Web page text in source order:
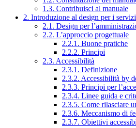
1.3. Contribuisci al manuale
2. Introduzione al design per i
2.1. Design per
2.2. L’approccio progettuale
2.2.1. Buone pratiche
2.2.2. Principi
2.3. Accessibilità
2.3.1. Definizione
2.3.2. Accessibilità by
2.3.3. Principi per
2.3.4. Linee guida e
2.3.5. Come rilasciare
2.3.6. Meccanismo di
2.3.7. Obiettivi